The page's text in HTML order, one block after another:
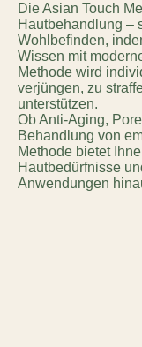
Die Asian Touch
Hautbehandlung –
Wohlbefinden,
Wissen mit
Methode wird
verjüngen, zu
unterstützen.
Ob Anti-Aging,
Behandlung von
Methode bietet
Hautbedürfnisse
Anwendungen